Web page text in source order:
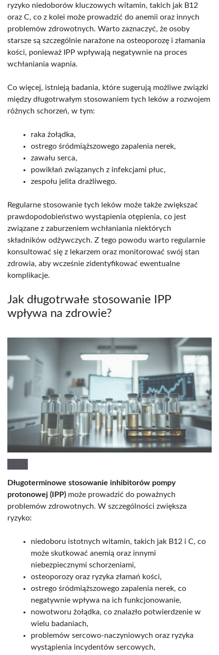
ryzyko niedoborów kluczowych witamin, takich jak B12
oraz C, co z kolei może prowadzić do anemii oraz innych
problemów zdrowotnych. Warto zaznaczyć, że osoby
starsze są szczególnie narażone na osteoporozę i złamania
kości, ponieważ IPP wpływają negatywnie na proces
wchłaniania wapnia.
Co więcej, istnieją badania, które sugerują możliwe związki
między długotrwałym stosowaniem tych leków a rozwojem
różnych schorzeń, w tym:
raka żołądka,
ostrego śródmiąższowego zapalenia nerek,
zawału serca,
powikłań związanych z infekcjami płuc,
zespołu jelita drażliwego.
Regularne stosowanie tych leków może także zwiększać
prawdopodobieństwo wystąpienia otępienia, co jest
związane z zaburzeniem wchłaniania niektórych
składników odżywczych. Z tego powodu warto regularnie
konsultować się z lekarzem oraz monitorować swój stan
zdrowia, aby wcześnie zidentyfikować ewentualne
komplikacje.
Jak długotrwałe stosowanie IPP
wpływa na zdrowie?
Długoterminowe stosowanie inhibitorów pompy
protonowej (IPP) może prowadzić do poważnych
problemów zdrowotnych. W szczególności zwiększa
ryzyko:
niedoboru istotnych witamin, takich jak B12 i C, co
może skutkować anemią oraz innymi
niebezpiecznymi schorzeniami,
osteoporozy oraz ryzyka złamań kości,
ostrego śródmiąższowego zapalenia nerek, co
negatywnie wpływa na ich funkcjonowanie,
nowotworu żołądka, co znalazło potwierdzenie w
wielu badaniach,
problemów sercowo-naczyniowych oraz ryzyka
wystąpienia incydentów sercowych,